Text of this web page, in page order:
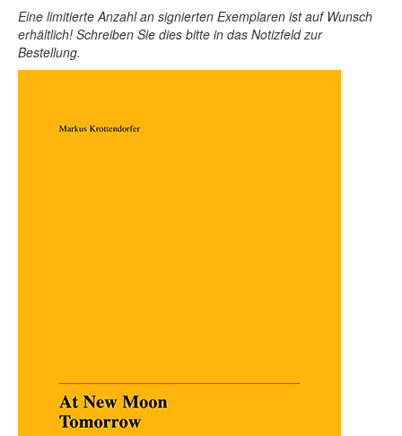
Eine limitierte Anzahl an signierten Exemplaren ist auf Wunsch
erhältlich! Schreiben Sie dies bitte in das Notizfeld zur
Bestellung.